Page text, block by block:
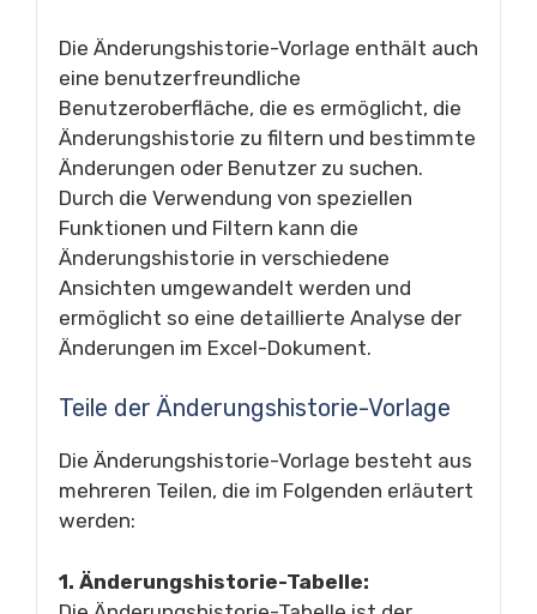
Die Änderungshistorie-Vorlage enthält auch
eine benutzerfreundliche
Benutzeroberfläche, die es ermöglicht, die
Änderungshistorie zu filtern und bestimmte
Änderungen oder Benutzer zu suchen.
Durch die Verwendung von speziellen
Funktionen und Filtern kann die
Änderungshistorie in verschiedene
Ansichten umgewandelt werden und
ermöglicht so eine detaillierte Analyse der
Änderungen im Excel-Dokument.
Teile der Änderungshistorie-Vorlage
Die Änderungshistorie-Vorlage besteht aus
mehreren Teilen, die im Folgenden erläutert
werden:
1. Änderungshistorie-Tabelle: